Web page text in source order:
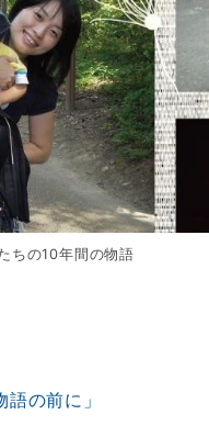
ちの10年間の物語
語の前に」